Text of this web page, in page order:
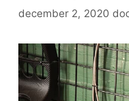
december 2, 2020